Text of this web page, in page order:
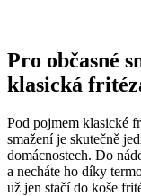
Pro občasné
klasická
Pod pojmem klasické
smažení je skutečně
domácnostech. Do
a necháte ho díky
už jen stačí do koše